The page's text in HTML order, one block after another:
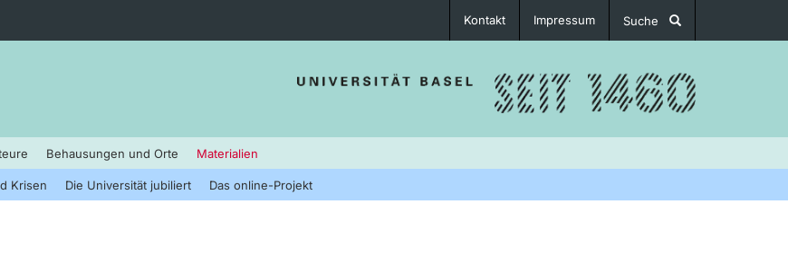
Kontakt Impressum Suche
Behausungen und Orte Materialien
Krisen Die Universität jubiliert Das online-Projekt